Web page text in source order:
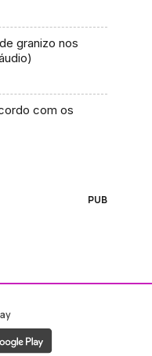
granizo nos
com os
PUB